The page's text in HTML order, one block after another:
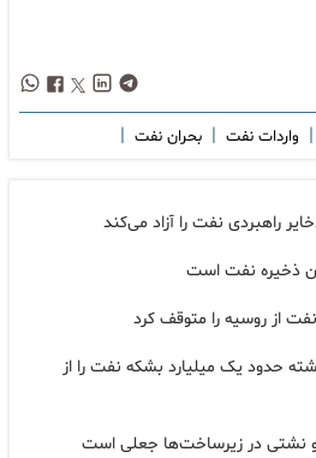
| واردات نفت | بحران نفت |
ذخیره نفت است
از روسیه را متوقف کرد
حدود یک میلیارد بشکه نفت را از
و نشتی در زیرساخت‌ها جعلی است